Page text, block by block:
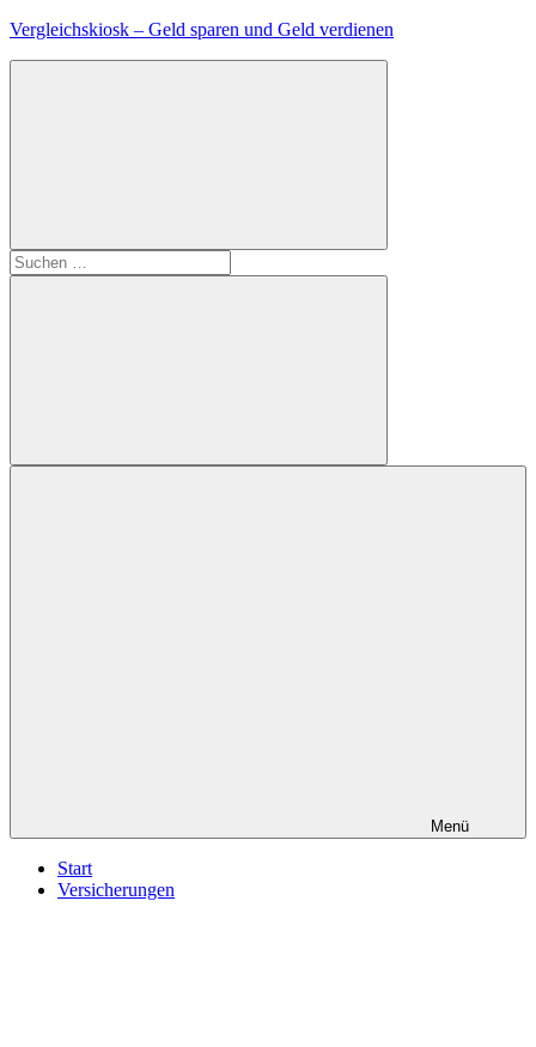
Zum
Vergleichskiosk – Geld sparen und Geld verdienen
Suchen
nach:
Suchen
Menü
Start
Versicherungen